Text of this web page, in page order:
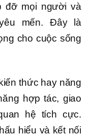
đỡ mọi người và
mến. Đây là
cho cuộc sống
thức hay năng
hợp tác, giao
hệ tích cực.
hiểu và kết nối